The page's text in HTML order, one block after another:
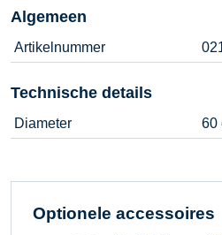
Algemeen
Artikelnummer
Technische details
Diameter 60
Optionele accessoires